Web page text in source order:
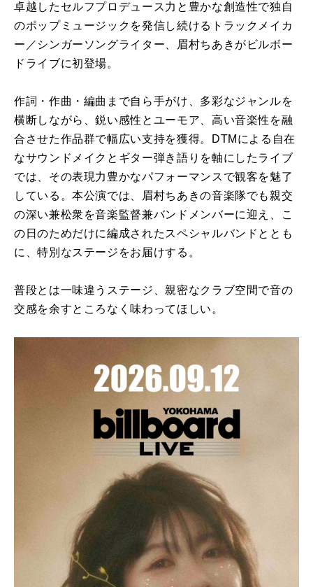
卓越したセルフプロデュース力と豊かな創造性で独自
のポップミュージックを発信し続けるトラックメイカ
ー／シンガーソングライター、眉村ちあきがビルボー
ドライブに初登場。
作詞・作曲・編曲まで自ら手がけ、多彩なジャンルを
横断しながら、鋭い感性とユーモア、高い音楽性を融
合させた作品群で幅広い支持を獲得。DTMによる自在
なサウンドメイクとギター弾き語りを軸にしたライブ
では、その表現力豊かなパフォーマンスで観客を魅了
している。本公演では、眉村ちあきの音楽隊でも親交
の深い兼松衆を音楽監督兼バンドメンバーに迎え、こ
の日のためだけに編成されたスペシャルバンドととも
に、特別なステージをお届けする。
普段とは一味違うステージ、親密なクラブ空間で音の
交感を余すところなく味わってほしい。